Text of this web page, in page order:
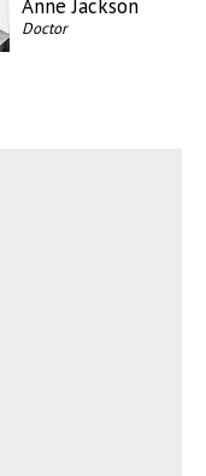
Anne Jackson
Doctor